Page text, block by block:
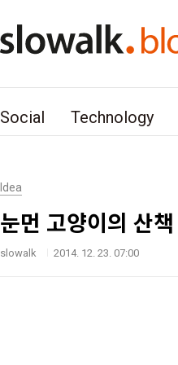
Social Technology
Idea
눈먼 고양이의 산책
slowalk 2014. 12. 23. 07:00